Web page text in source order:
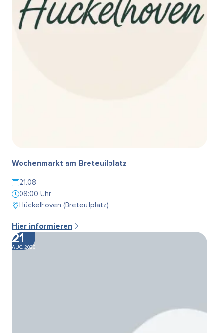
Wochenmarkt am Breteuilplatz
21.08
08:00 Uhr
Hückelhoven (Breteuilplatz)
Hier informieren
21
AUG. 2026